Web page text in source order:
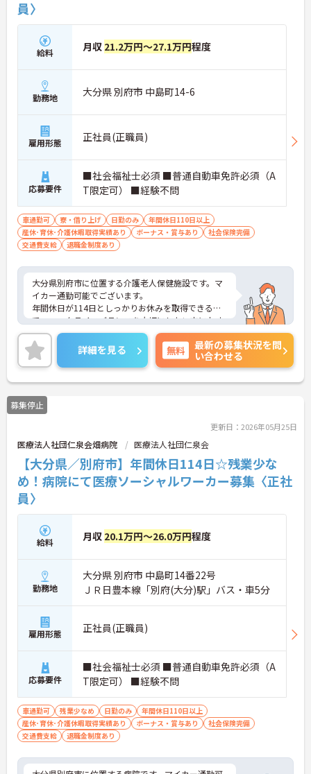
員〉
給料 月収 21.2万円～27.1万円程度
勤務地 大分県 別府市 中島町14-6
雇用形態 正社員(正職員)
応募要件
■社会福祉士必須 ■普通自動車免許必須（A
T限定可） ■経験不問
車通勤可 寮・借り上げ 日勤のみ
年間休日110日以上
産休･育休･介護休暇取得実績あり
ボーナス・賞与あり
社会保険完備
交通費支給
退職金制度あり
大分県別府市に位置する介護老人保健施設です。マ
イカー通勤可能でございます。
年間休日が114日としっかりお休みを取得できるの
で、ワークライフバランスを大切にしたい方におす
すめです。
日勤のみで残業は月平均2時間程度ですので、勤務
終了後の予定も立てやすいです。
ご興味のある方には、面接対策ポイントなど、さら
に詳細をお話しいたしますのでお気軽にご相談くだ
さい！
詳細を見る 無料
最新の募集状況を問
い合わせる
募集停止
更新日：2026年05月25日
医療法人社団仁泉会畑病院 医療法人社団仁泉会
【大分県／別府市】年間休日114日☆残業少な
め！病院にて医療ソーシャルワーカー募集〈正社
員〉
給料 月収 20.1万円～26.0万円程度
勤務地
大分県 別府市 中島町14番22号
ＪＲ日豊本線「別府(大分)駅」バス・車5分
雇用形態 正社員(正職員)
応募要件
■社会福祉士必須 ■普通自動車免許必須（A
T限定可） ■経験不問
車通勤可 残業少なめ 日勤のみ
年間休日110日以上
産休･育休･介護休暇取得実績あり
ボーナス・賞与あり
社会保険完備
交通費支給
退職金制度あり